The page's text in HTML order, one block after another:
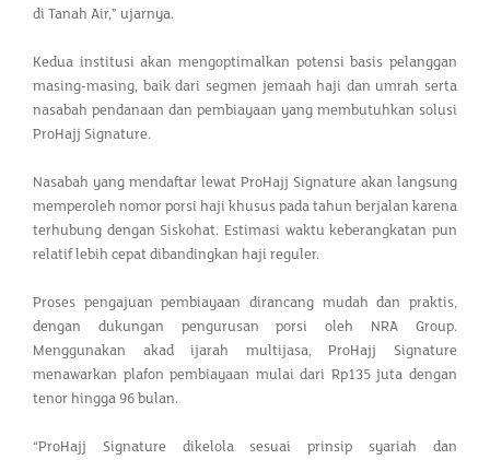
di Tanah Air,” ujarnya.
Kedua institusi akan mengoptimalkan potensi basis pelanggan
masing-masing, baik dari segmen jemaah haji dan umrah serta
nasabah pendanaan dan pembiayaan yang membutuhkan solusi
ProHajj Signature.
Nasabah yang mendaftar lewat ProHajj Signature akan langsung
memperoleh nomor porsi haji khusus pada tahun berjalan karena
terhubung dengan Siskohat. Estimasi waktu keberangkatan pun
relatif lebih cepat dibandingkan haji reguler.
Proses pengajuan pembiayaan dirancang mudah dan praktis,
dengan dukungan pengurusan porsi oleh NRA Group.
Menggunakan akad ijarah multijasa, ProHajj Signature
menawarkan plafon pembiayaan mulai dari Rp135 juta dengan
tenor hingga 96 bulan.
“ProHajj Signature dikelola sesuai prinsip syariah dan